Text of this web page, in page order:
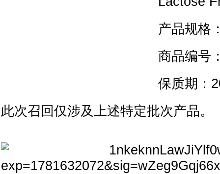
产品规格
商品编号
保质期：
此次召回仅涉及上述特定批次产品。